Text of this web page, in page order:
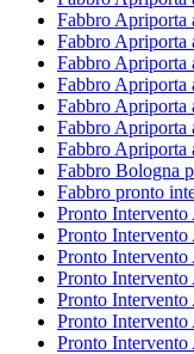
Fabbro Apriporta
Fabbro Apriporta
Fabbro Apriporta
Fabbro Apriporta
Fabbro Apriporta
Fabbro Apriporta
Fabbro Apriporta
Fabbro Bologna
Fabbro pronto
Pronto
Pronto
Pronto Intervento
Pronto Intervento
Pronto Intervento
Pronto Intervento
Pronto Intervento